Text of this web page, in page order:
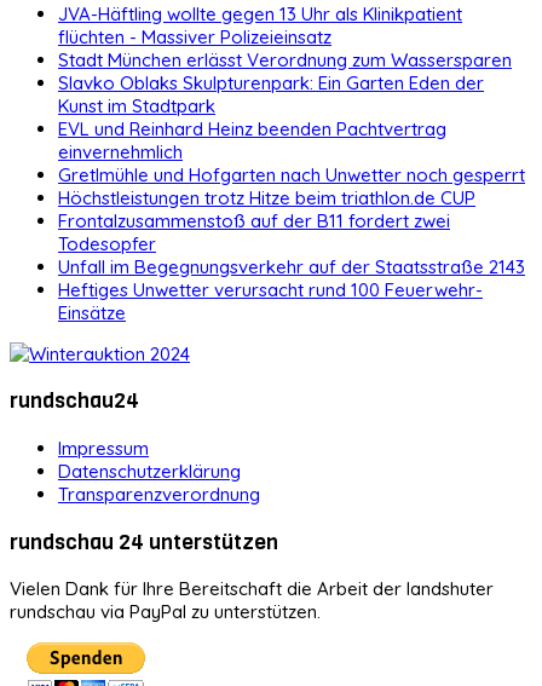
JVA-Häftling wollte gegen 13 Uhr als Klinikpatient
flüchten - Massiver Polizeieinsatz
Stadt München erlässt Verordnung zum Wassersparen
Slavko Oblaks Skulpturenpark: Ein Garten Eden der
Kunst im Stadtpark
EVL und Reinhard Heinz beenden Pachtvertrag
einvernehmlich
Gretlmühle und Hofgarten nach Unwetter noch gesperrt
Höchstleistungen trotz Hitze beim triathlon.de CUP
Frontalzusammenstoß auf der B11 fordert zwei
Todesopfer
Unfall im Begegnungsverkehr auf der Staatsstraße 2143
Heftiges Unwetter verursacht rund 100 Feuerwehr-
Einsätze
rundschau24
Impressum
Datenschutzerklärung
Transparenzverordnung
rundschau 24 unterstützen
Vielen Dank für Ihre Bereitschaft die Arbeit der landshuter
rundschau via PayPal zu unterstützen.